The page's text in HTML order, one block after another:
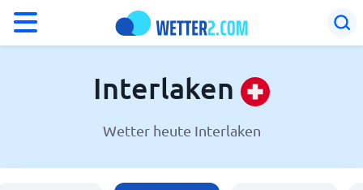
Wetter in Interlaken
Interlaken
Wetter heute Interlaken